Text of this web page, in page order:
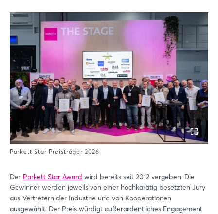
Parkett Star Preisträger 2026
Der Parkett Star Award wird bereits seit 2012 vergeben. Die
Gewinner werden jeweils von einer hochkarätig besetzten Jury
aus Vertretern der Industrie und von Kooperationen
ausgewählt. Der Preis würdigt außerordentliches Engagement